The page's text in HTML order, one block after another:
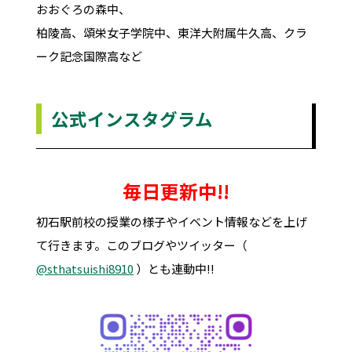
おおぐろの森中、
柏陵高、頌栄女子学院中、東洋大附属牛久高、クラ
ーク記念国際高など
公式インスタグラム
毎日更新中!!
初石駅前校の授業の様子やイベント情報などを上げ
て行きます。このブログやツイッター（
@sthatsuishi8910 ）とも連動中!!